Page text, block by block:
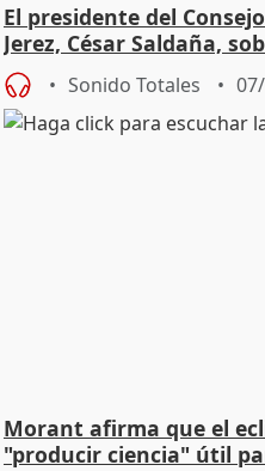
El presidente del
Jerez, César Saldaña,
Sonido Totales
Morant afirma que el
"producir ciencia" útil